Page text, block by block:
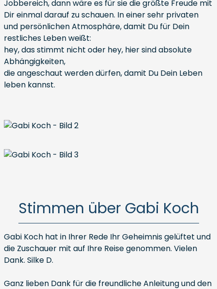
Jobbereich, dann wäre es für sie die größte Freude mit
Dir einmal darauf zu schauen. In einer sehr privaten
und persönlichen Atmosphäre, damit Du für Dein
restliches Leben weißt:
hey, das stimmt nicht oder hey, hier sind absolute
Abhängigkeiten,
die angeschaut werden dürfen, damit Du Dein Leben
leben kannst.
Stimmen über Gabi Koch
Gabi Koch hat in Ihrer Rede Ihr Geheimnis gelüftet und
die Zuschauer mit auf Ihre Reise genommen. Vielen
Dank. Silke D.
Ganz lieben Dank für die freundliche Anleitung und den